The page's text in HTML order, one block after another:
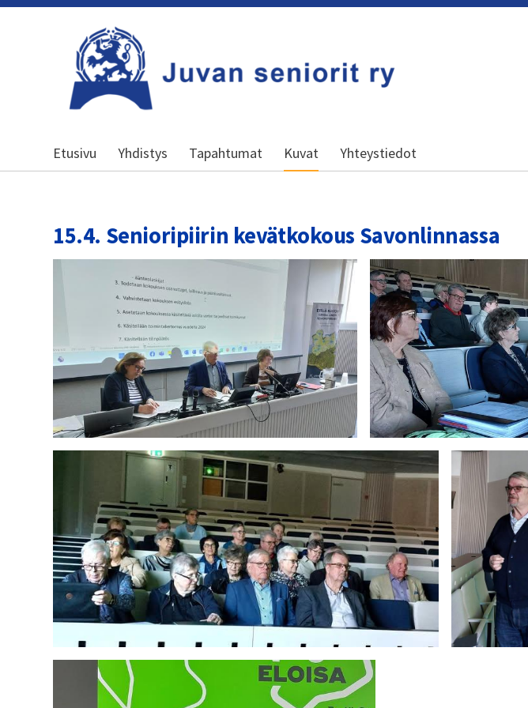
Kansallinen senioriliitto
Etusivu Yhdistys Tapahtumat Kuvat Yhteystiedot
15.4. Senioripiirin kevätkokous Savonlinnassa